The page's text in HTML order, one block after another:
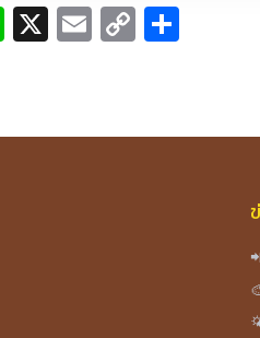
Line
X Email
Copy